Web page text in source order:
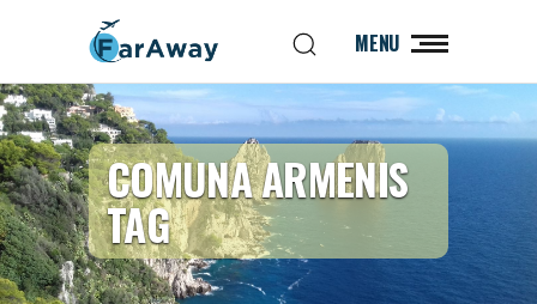
MENU
COMUNA ARMENIS
TAG